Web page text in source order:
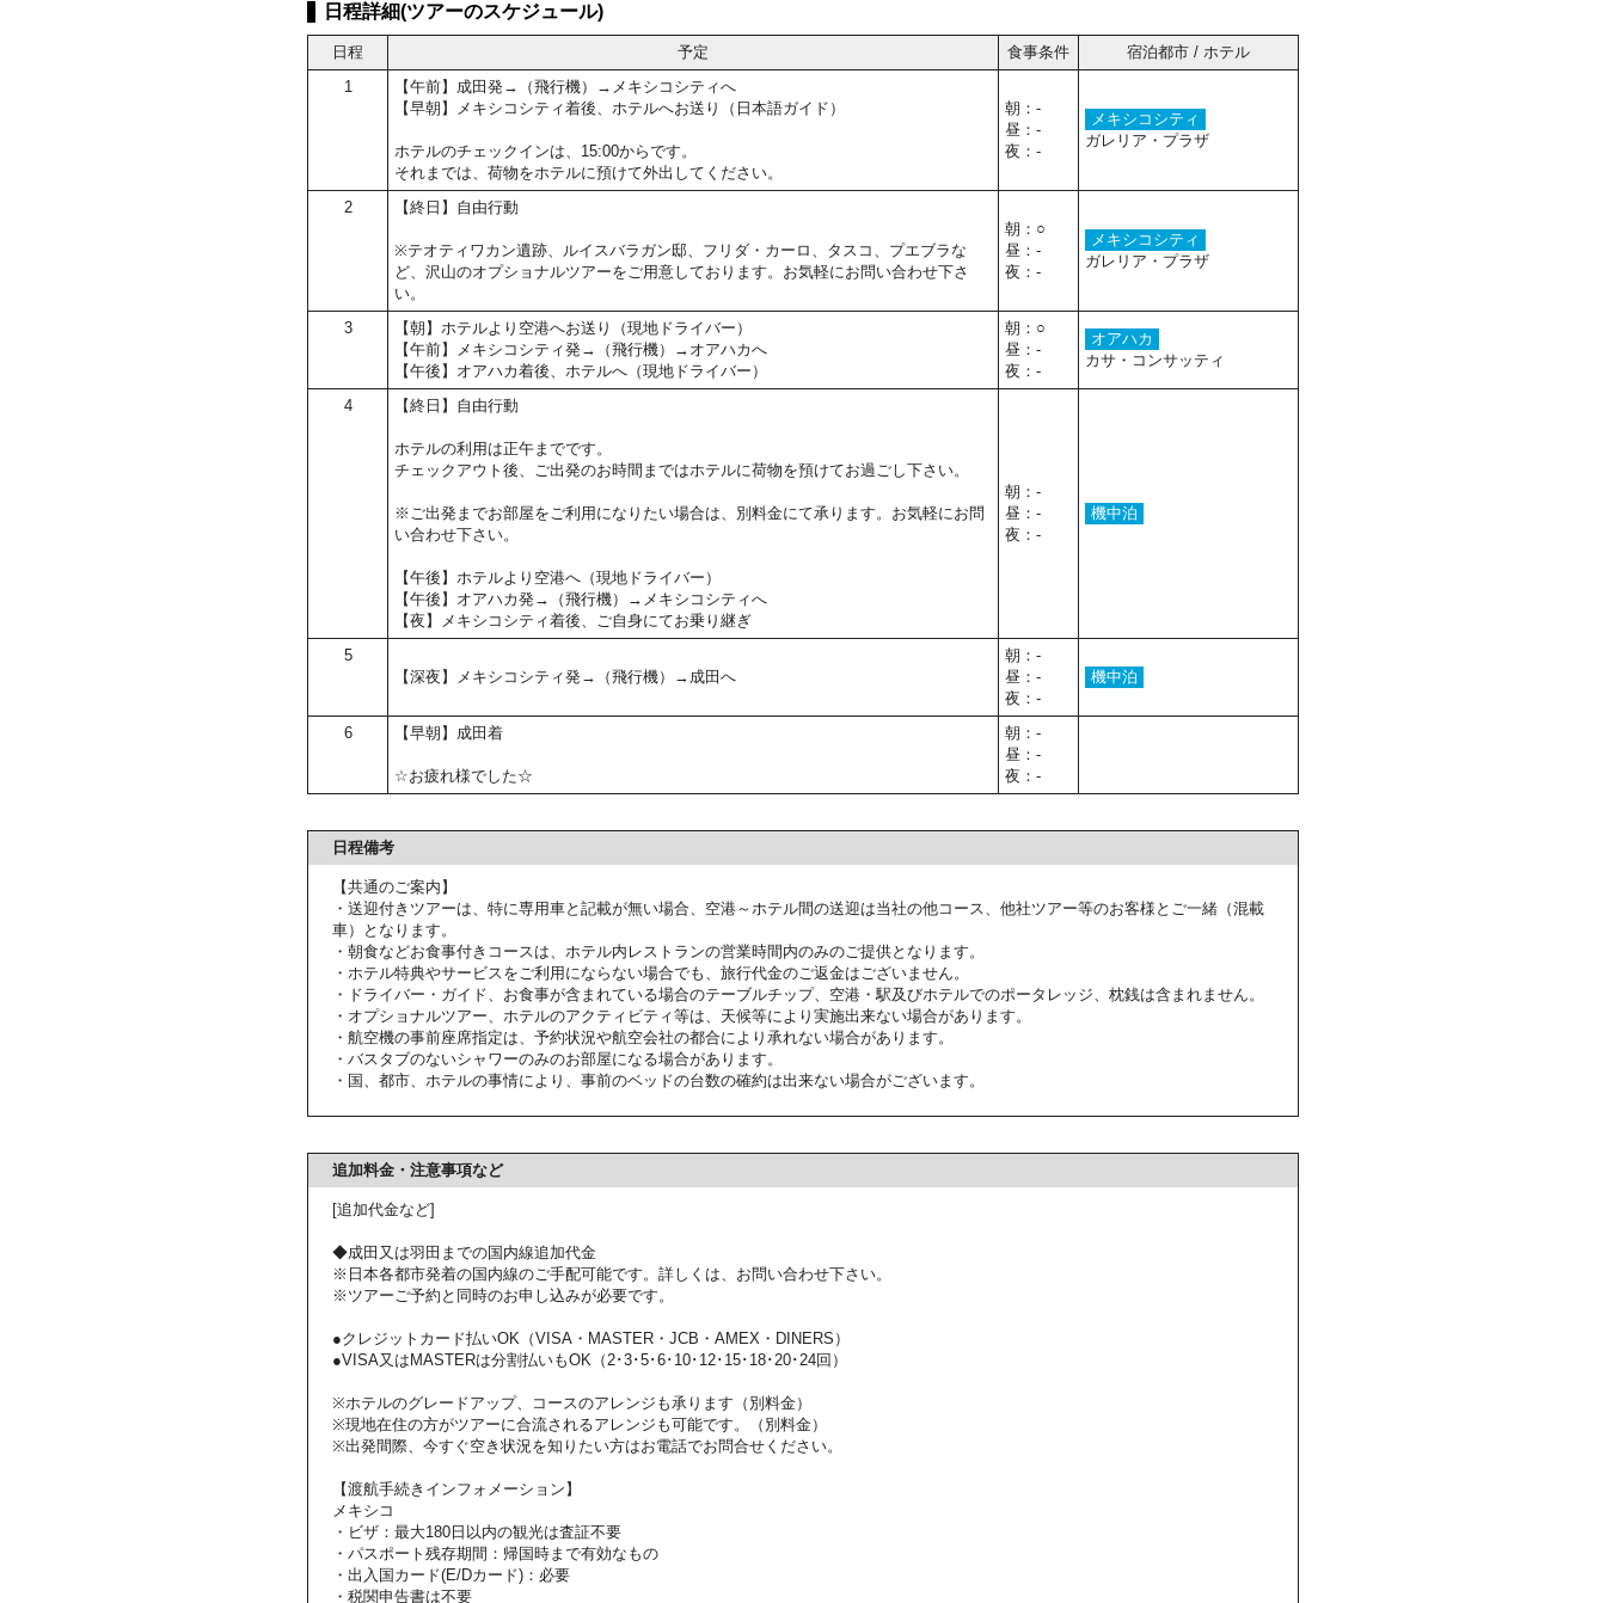
日程詳細(ツアーのスケジュール)
日程 予定 食事条件
宿泊都市 / ホテル
1
【午前】成田発→（飛行機）→メキシコシティへ
【早朝】メキシコシティ着後、ホテルへお送り（日本語ガイド）
ホテルのチェックインは、15:00からです。
それまでは、荷物をホテルに預けて外出してください。
朝：-
昼：-
夜：-
メキシコシティ
ガレリア・プラザ
2 【終日】自由行動
※テオティワカン遺跡、ルイスバラガン邸、フリダ・カーロ、タスコ、プエブラな
ど、沢山のオプショナルツアーをご用意しております。お気軽にお問い合わせ下さ
い。
朝：○
昼：-
夜：-
メキシコシティ
ガレリア・プラザ
3
【朝】ホテルより空港へお送り（現地ドライバー）
【午前】メキシコシティ発→（飛行機）→オアハカへ
【午後】オアハカ着後、ホテルへ（現地ドライバー）
朝：○
昼：-
夜：-
オアハカ
カサ・コンサッティ
4 【終日】自由行動
ホテルの利用は正午までです。
チェックアウト後、ご出発のお時間まではホテルに荷物を預けてお過ごし下さい。
※ご出発までお部屋をご利用になりたい場合は、別料金にて承ります。お気軽にお問
い合わせ下さい。
【午後】ホテルより空港へ（現地ドライバー）
【午後】オアハカ発→（飛行機）→メキシコシティへ
【夜】メキシコシティ着後、ご自身にてお乗り継ぎ
朝：-
昼：-
夜：-
機中泊
5
【深夜】メキシコシティ発→（飛行機）→成田へ
朝：-
昼：-
夜：-
機中泊
6 【早朝】成田着
☆お疲れ様でした☆
朝：-
昼：-
夜：-
日程備考
【共通のご案内】
・送迎付きツアーは、特に専用車と記載が無い場合、空港～ホテル間の送迎は当社の他コース、他社ツアー等のお客様とご一緒（混載
車）となります。
・朝食などお食事付きコースは、ホテル内レストランの営業時間内のみのご提供となります。
・ホテル特典やサービスをご利用にならない場合でも、旅行代金のご返金はございません。
・ドライバー・ガイド、お食事が含まれている場合のテーブルチップ、空港・駅及びホテルでのポータレッジ、枕銭は含まれません。
・オプショナルツアー、ホテルのアクティビティ等は、天候等により実施出来ない場合があります。
・航空機の事前座席指定は、予約状況や航空会社の都合により承れない場合があります。
・バスタブのないシャワーのみのお部屋になる場合があります。
・国、都市、ホテルの事情により、事前のベッドの台数の確約は出来ない場合がございます。
追加料金・注意事項など
[追加代金など]
◆成田又は羽田までの国内線追加代金
※日本各都市発着の国内線のご手配可能です。詳しくは、お問い合わせ下さい。
※ツアーご予約と同時のお申し込みが必要です。
●クレジットカード払いOK（VISA・MASTER・JCB・AMEX・DINERS）
●VISA又はMASTERは分割払いもOK（2･3･5･6･10･12･15･18･20･24回）
※ホテルのグレードアップ、コースのアレンジも承ります（別料金）
※現地在住の方がツアーに合流されるアレンジも可能です。（別料金）
※出発間際、今すぐ空き状況を知りたい方はお電話でお問合せください。
【渡航手続きインフォメーション】
メキシコ
・ビザ：最大180日以内の観光は査証不要
・パスポート残存期間：帰国時まで有効なもの
・出入国カード(E/Dカード)：必要
・税関申告書は不要